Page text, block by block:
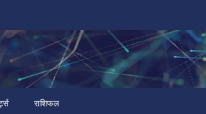
राशिफल